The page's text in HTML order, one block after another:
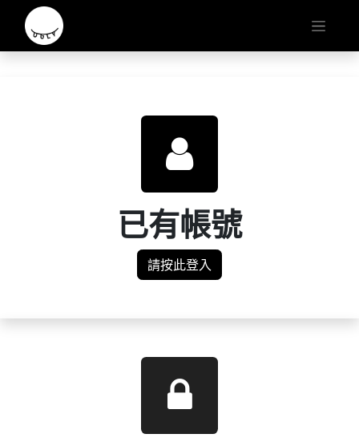
已有帳號
請按此登入